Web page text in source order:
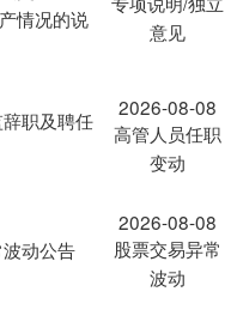
情况的说
意见
职及聘任
2026-08-08
高管人员任职
变动
动公告
2026-08-08
股票交易异常
波动